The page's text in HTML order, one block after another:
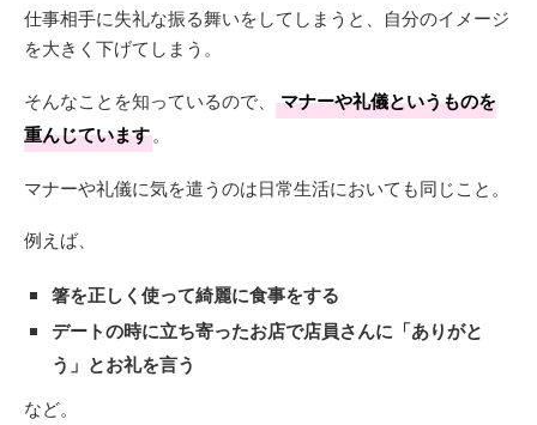
仕事相手に失礼な振る舞いをしてしまうと、自分のイメージ
を大きく下げてしまう。
そんなことを知っているので、
マナーや礼儀というものを
重んじています。
マナーや礼儀に気を遣うのは日常生活においても同じこと。
例えば、
箸を正しく使って綺麗に食事をする
デートの時に立ち寄ったお店で店員さんに「ありがと
う」とお礼を言う
など。